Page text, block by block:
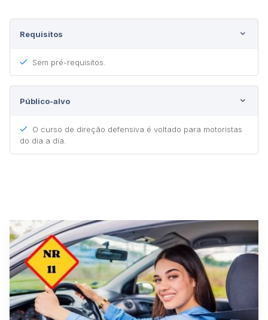
Requisitos
Sem pré-requisitos.
Público-alvo
O curso de direção defensiva é voltado para motoristas
do dia a dia.